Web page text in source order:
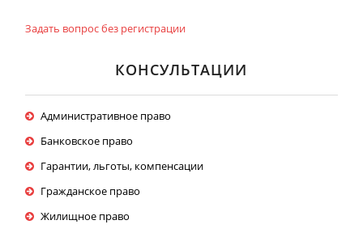
Задать вопрос без регистрации
КОНСУЛЬТАЦИИ
Административное право
Банковское право
Гарантии, льготы, компенсации
Гражданское право
Жилищное право